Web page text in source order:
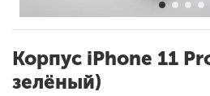
Корпус iPhone 11
зелёный)